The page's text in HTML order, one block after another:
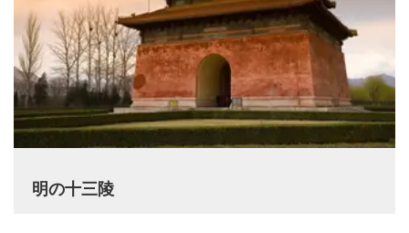
明の十三陵